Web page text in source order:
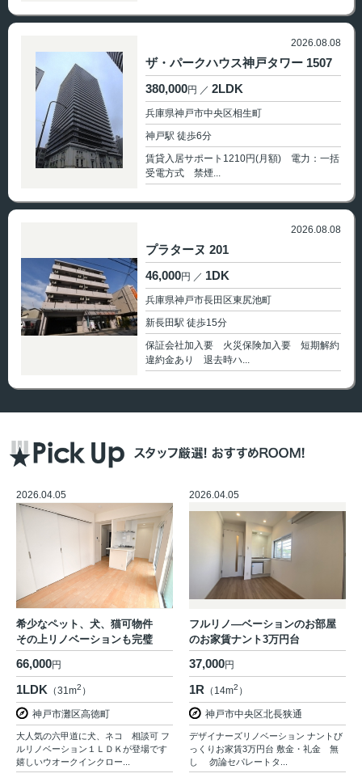
2026.08.08
ザ・パークハウス神戸タワー 1507
380,000円 2LDK
兵庫県神戸市中央区相生町
神戸駅 徒歩6分
賃貸入居サポート1210円(月額) 電力：一括
受電方式 禁煙...
2026.08.08
プラターヌ 201
46,000円 1DK
兵庫県神戸市長田区東尻池町
新長田駅 徒歩15分
保証会社加入要 火災保険加入要 短期解約
違約金あり 退去時ハ...
2026.04.05
希少なペット、犬、猫可物件
その上リノベーションも完璧
66,000円
1LDK （31m2 ）
神戸市灘区高徳町
大人気の六甲道に犬、ネコ 相談可 フ
ルリノベーション１ＬＤＫが登場です
嬉しいウオークインクロー...
2026.04.05
フルリノ―ベーションのお部屋
のお家賃ナント3万円台
37,000円
1R （14m2 ）
神戸市中央区北長狭通
デザイナーズリノベーション ナントび
っくりお家賃3万円台 敷金・礼金 無
し 勿論セパレートタ...